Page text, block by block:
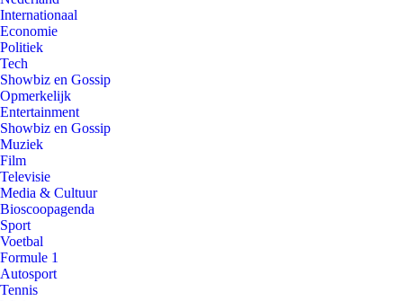
Internationaal
Economie
Politiek
Tech
Showbiz en Gossip
Opmerkelijk
Entertainment
Showbiz en Gossip
Muziek
Film
Televisie
Media & Cultuur
Bioscoopagenda
Sport
Voetbal
Formule 1
Autosport
Tennis